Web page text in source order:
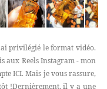
privilégié le format vidéo.
aux Reels Instagram - mon
ICI. Mais je vous rassure,
!Dernièrement, il y a une